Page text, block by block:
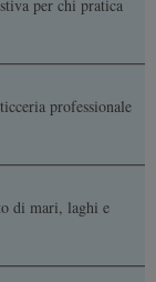
per chi pratica
professionale
di mari, laghi e